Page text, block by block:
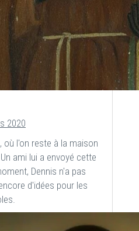
2020
où l'on reste à la maison
ami lui a envoyé cette
Dennis n'a pas
d'idées pour les